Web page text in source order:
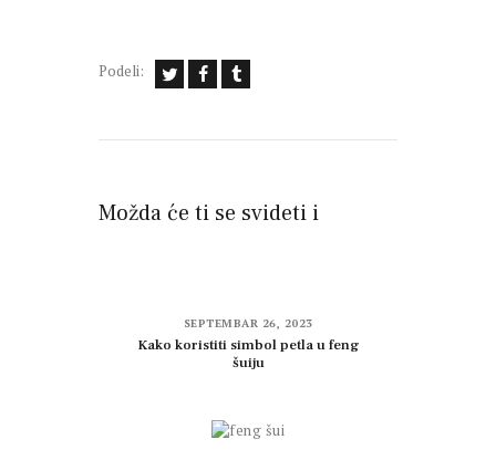
Podeli:
Možda će ti se svideti i
SEPTEMBAR 26, 2023
Kako koristiti simbol petla u feng
šuiju